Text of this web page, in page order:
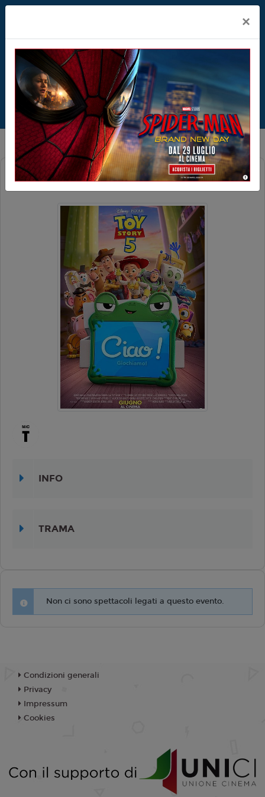
TOY STORY 5
INFO
TRAMA
Non ci sono spettacoli legati a questo evento.
×
Condizioni generali
Privacy
Impressum
Cookies